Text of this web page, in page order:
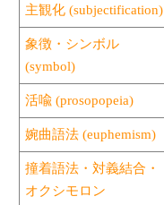
主観化 (subjectification)
象徴・シンボル
(symbol)
活喩 (prosopopeia)
婉曲語法 (euphemism)
撞着語法・対義結合・
オクシモロン